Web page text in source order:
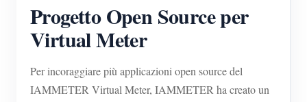
Progetto Open Source per
Virtual Meter
Per incoraggiare più applicazioni open source del
IAMMETER Virtual Meter, IAMMETER ha creato un